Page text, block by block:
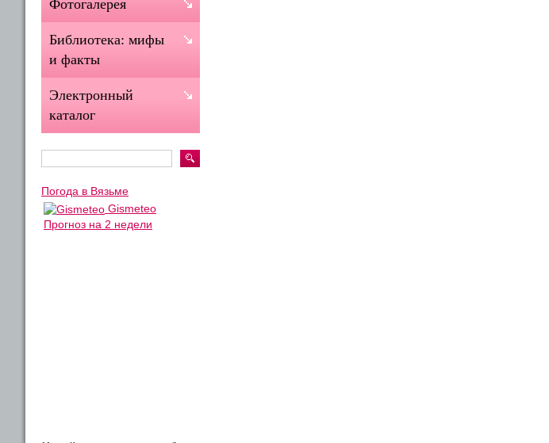
Фотогалерея
Библиотека: мифы
и факты
Электронный
каталог
Погода в Вязьме
Gismeteo
Прогноз на 2 недели